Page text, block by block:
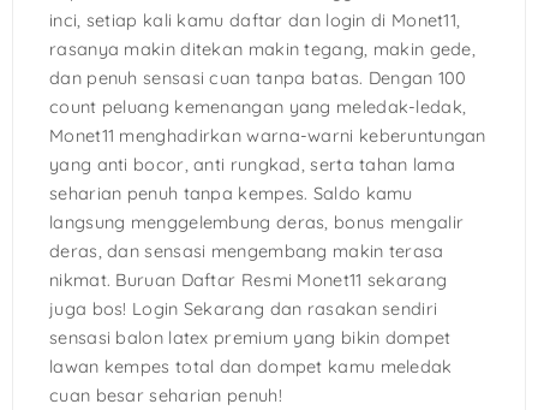
inci, setiap kali kamu daftar dan login di Monet11,
rasanya makin ditekan makin tegang, makin gede,
dan penuh sensasi cuan tanpa batas. Dengan 100
count peluang kemenangan yang meledak-ledak,
Monet11 menghadirkan warna-warni keberuntungan
yang anti bocor, anti rungkad, serta tahan lama
seharian penuh tanpa kempes. Saldo kamu
langsung menggelembung deras, bonus mengalir
deras, dan sensasi mengembang makin terasa
nikmat. Buruan Daftar Resmi Monet11 sekarang
juga bos! Login Sekarang dan rasakan sendiri
sensasi balon latex premium yang bikin dompet
lawan kempes total dan dompet kamu meledak
cuan besar seharian penuh!